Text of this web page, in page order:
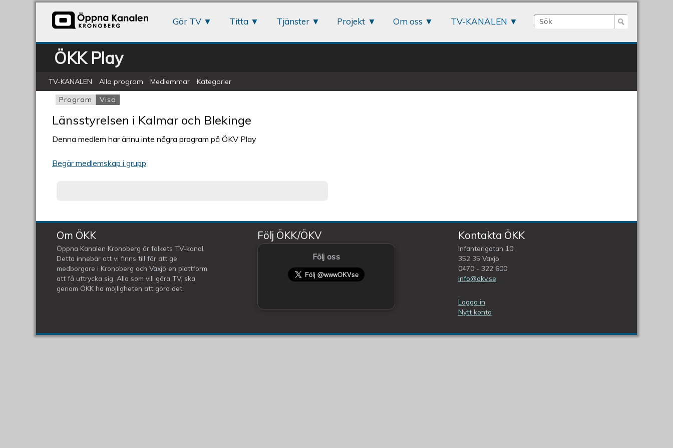
Sökformulär
Sök
Gör TV Titta Tjänster Projekt Om oss TV-KANALEN
ÖKK Play
TV-KANALEN Alla program Medlemmar Kategorier
Primära flikar
Program Visa
Länsstyrelsen i Kalmar och Blekinge
Denna medlem har ännu inte några program på ÖKV Play
Begär medlemskap i grupp
Om ÖKK
Öppna Kanalen Kronoberg är folkets TV-kanal.
Detta innebär att vi finns till för att ge
medborgare i Kronoberg och Växjö en plattform
att få uttrycka sig. Alla som vill göra TV, ska
genom ÖKK ha möjligheten att göra det.
Följ ÖKK/ÖKV
Följ oss
Kontakta ÖKK
Infanterigatan 10
352 35 Växjö
0470 - 322 600
info@okv.se
Logga in
Nytt konto